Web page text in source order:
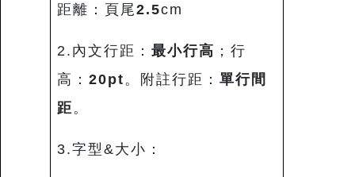
距離：頁尾 2.5cm
2.內文行距： 最小行高 ；行
高： 20pt 。附註行距： 單行間
距 。
3.字型&大小：